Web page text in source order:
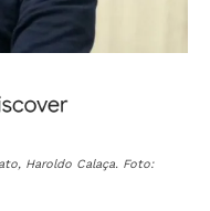
Haroldo Calaça. Foto: